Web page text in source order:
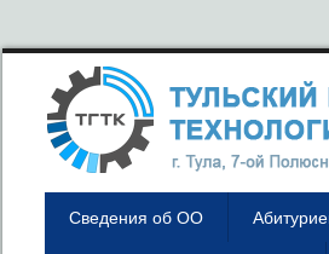
Сведения об ОО